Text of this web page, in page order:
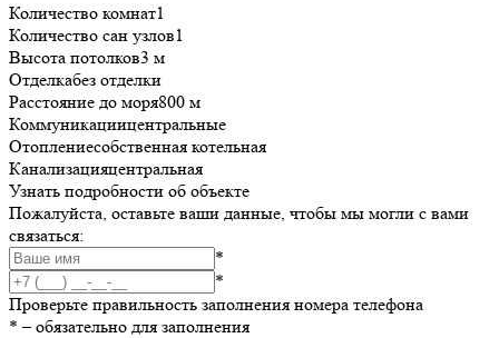
Количество комнат1
Количество сан узлов1
Высота потолков3 м
Отделкабез отделки
Расстояние до моря800 м
Коммуникациицентральные
Отоплениесобственная котельная
Канализацияцентральная
Узнать подробности об объекте
Пожалуйста, оставьте ваши данные, чтобы мы могли с вами
связаться:
*
*
Проверьте правильность заполнения номера телефона
* – обязательно для заполнения